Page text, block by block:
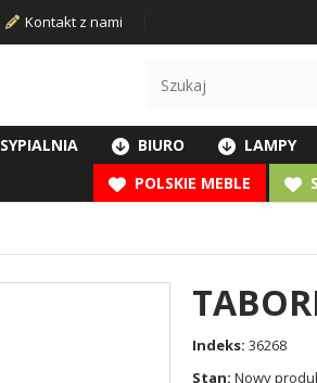
Kontakt z nami
SYPIALNIA BIURO LAMPY
POLSKIE MEBLE
Indeks: 36268
Stan: Nowy